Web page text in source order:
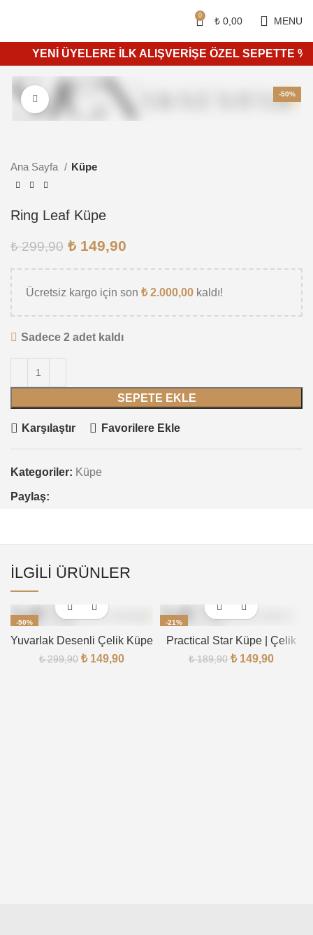
0 ₺ 0,00 MENU
YENİ ÜYELERE İLK ALIŞVERİŞE ÖZEL SEPETTE
-50%
Ana Sayfa Küpe
Ring Leaf Küpe
₺299,90 ₺ 149,90
Ücretsiz kargo için son ₺2.000,00 kaldı!
Sadece 2 adet kaldı
SEPETE EKLE
Karşılaştır Favorilere Ekle
Kategoriler: Küpe
Paylaş:
İLGILI ÜRÜNLER
-50%
Yuvarlak Desenli Çelik Küpe
₺299,90 ₺149,90
-21%
Practical Star Küpe | Çelik
₺189,90 ₺149,90
750 ₺ ve üzeri ücretsiz kargo.